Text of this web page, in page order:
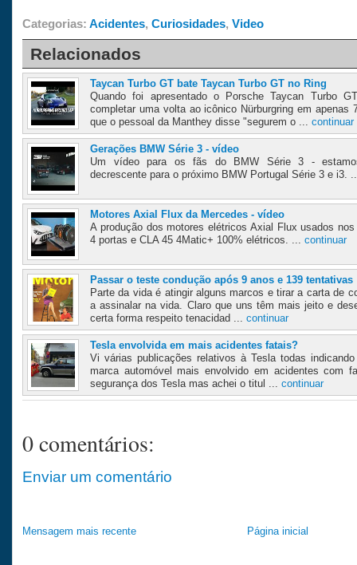
Categorias: Acidentes, Curiosidades, Video
Relacionados
Taycan Turbo GT bate Taycan Turbo GT no Ring
Quando foi apresentado o Porsche Taycan Turbo
completar uma volta ao icônico Nürburgring em apenas
que o pessoal da Manthey disse "segurem o ... continuar
Gerações BMW Série 3 - vídeo
Um vídeo para os fãs do BMW Série 3 -
decrescente para o próximo BMW Portugal Série 3 e i3.
Motores Axial Flux da Mercedes - vídeo
A produção dos motores elétricos Axial Flux usados
4 portas e CLA 45 4Matic+ 100% elétricos. ... continuar
Passar o teste condução após 9 anos e 139 tentativas
Parte da vida é atingir alguns marcos e tirar a carta de
a assinalar na vida. Claro que uns têm mais jeito e
certa forma respeito tenacidad ... continuar
Tesla envolvida em mais acidentes fatais?
Vi várias publicações relativos à Tesla todas
marca automóvel mais envolvido em acidentes com
segurança dos Tesla mas achei o titul ... continuar
0 comentários:
Enviar um comentário
Mensagem mais recente Página inicial